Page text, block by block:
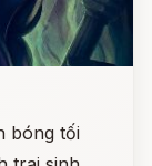
bóng tối